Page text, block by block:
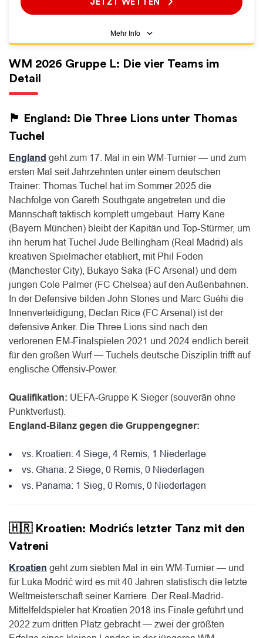
Mehr Info
JETZT WETTEN
WM 2026 Gruppe L: Die vier Teams im
Detail
🏴󠁧󠁢󠁥󠁮󠁧󠁿 England: Die Three Lions unter Thomas
Tuchel
England geht zum 17. Mal in ein WM-Turnier — und zum
ersten Mal seit Jahrzehnten unter einem deutschen
Trainer: Thomas Tuchel hat im Sommer 2025 die
Nachfolge von Gareth Southgate angetreten und die
Mannschaft taktisch komplett umgebaut. Harry Kane
(Bayern München) bleibt der Kapitän und Top-Stürmer, um
ihn herum hat Tuchel Jude Bellingham (Real Madrid) als
kreativen Spielmacher etabliert, mit Phil Foden
(Manchester City), Bukayo Saka (FC Arsenal) und dem
jungen Cole Palmer (FC Chelsea) auf den Außenbahnen.
In der Defensive bilden John Stones und Marc Guéhi die
Innenverteidigung, Declan Rice (FC Arsenal) ist der
defensive Anker. Die Three Lions sind nach den
verlorenen EM-Finalspielen 2021 und 2024 endlich bereit
für den großen Wurf — Tuchels deutsche Disziplin trifft auf
englische Offensiv-Power.
Qualifikation: UEFA-Gruppe K Sieger (souverän ohne
Punktverlust).
England-Bilanz gegen die Gruppengegner:
vs. Kroatien: 4 Siege, 4 Remis, 1 Niederlage
vs. Ghana: 2 Siege, 0 Remis, 0 Niederlagen
vs. Panama: 1 Sieg, 0 Remis, 0 Niederlagen
🇭🇷 Kroatien: Modrićs letzter Tanz mit den
Vatreni
Kroatien geht zum siebten Mal in ein WM-Turnier — und
für Luka Modrić wird es mit 40 Jahren statistisch die letzte
Weltmeisterschaft seiner Karriere. Der Real-Madrid-
Mittelfeldspieler hat Kroatien 2018 ins Finale geführt und
2022 zum dritten Platz gebracht — zwei der größten